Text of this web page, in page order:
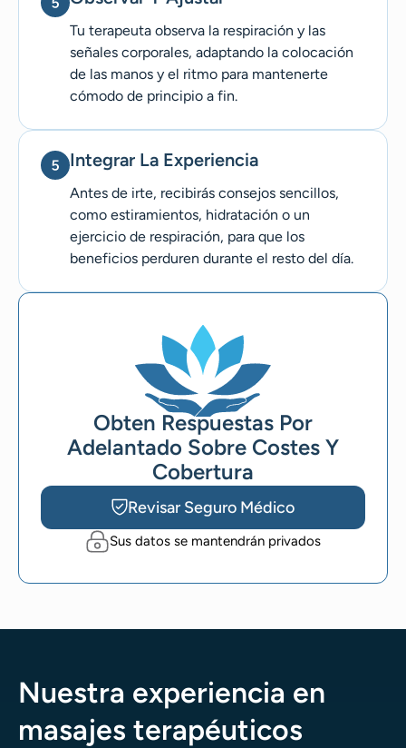
Tu terapeuta observa la respiración y las
señales corporales, adaptando la colocación
de las manos y el ritmo para mantenerte
cómodo de principio a fin.
Integrar La Experiencia
Antes de irte, recibirás consejos sencillos,
como estiramientos, hidratación o un
ejercicio de respiración, para que los
beneficios perduren durante el resto del día.
Obten Respuestas Por
Adelantado Sobre Costes Y
Cobertura
Revisar Seguro Médico
Sus datos se mantendrán privados
Nuestra experiencia en
masajes terapéuticos